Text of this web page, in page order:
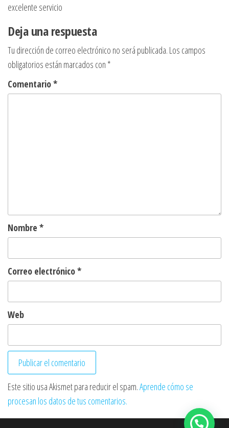
excelente servicio
Deja una respuesta
Tu dirección de correo electrónico no será publicada. Los campos
obligatorios están marcados con *
Comentario*
Nombre *
Correo electrónico*
Web
Este sitio usa Akismet para reducir el spam.Aprende cómo se
procesan los datos de tus comentarios.